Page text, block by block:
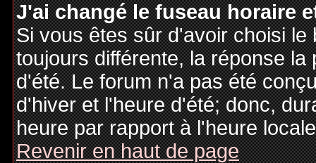
J'ai changé le fuseau horaire
Si vous êtes sûr d'avoir choisi
toujours différente, la réponse
d'été. Le forum n'a pas été
d'hiver et l'heure d'été; donc,
heure par rapport à l'heure
Revenir en haut de page